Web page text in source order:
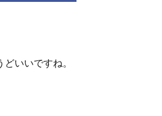
いいですね。